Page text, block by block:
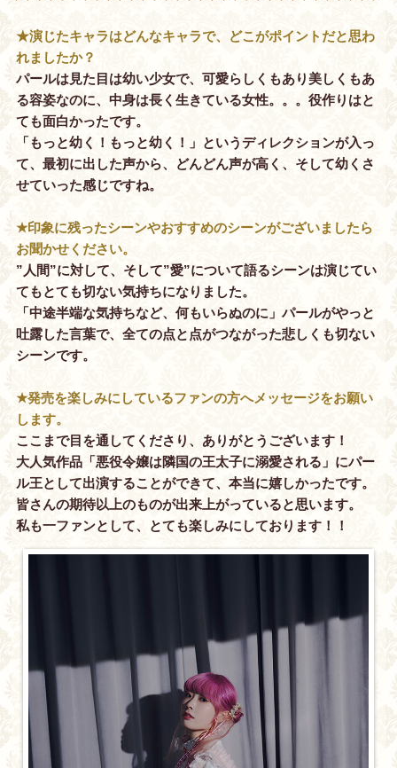
★演じたキャラはどんなキャラで、どこがポイントだと思わ
れましたか？
パールは見た目は幼い少女で、可愛らしくもあり美しくもあ
る容姿なのに、中身は長く生きている女性。。。役作りはと
ても面白かったです。
「もっと幼く！もっと幼く！」というディレクションが入っ
て、最初に出した声から、どんどん声が高く、そして幼くさ
せていった感じですね。
★印象に残ったシーンやおすすめのシーンがございましたら
お聞かせください。
”人間”に対して、そして”愛”について語るシーンは演じてい
てもとても切ない気持ちになりました。
「中途半端な気持ちなど、何もいらぬのに」パールがやっと
吐露した言葉で、全ての点と点がつながった悲しくも切ない
シーンです。
★発売を楽しみにしているファンの方へメッセージをお願い
します。
ここまで目を通してくださり、ありがとうございます！
大人気作品「悪役令嬢は隣国の王太子に溺愛される」にパー
ル王として出演することができて、本当に嬉しかったです。
皆さんの期待以上のものが出来上がっていると思います。
私も一ファンとして、とても楽しみにしております！！